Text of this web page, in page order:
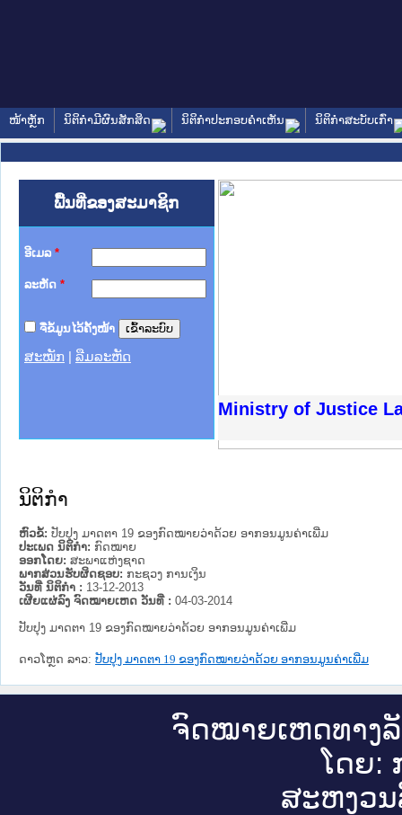
ໜ້າຫຼັກ ນິຕິກໍາມີຜົນສັກສິດ ນິຕິກໍາປະກອບຄໍາເຫັນ ນິຕິກໍາສະບັບເກົ່າ
ພື້ນທີ່ຂອງສະມາຊິກ
ອີເມລ *
ລະຫັດ *
ຈື່ຂໍ້ມູນໄວ້ຄັ້ງໜ້າ
ສະໝັກ ລືມລະຫັດ
Ministry of Justice
າຊົນ ພາກເໜືອ
ການ
ກາງ
ໃຕ້
ຕຳຫຼວດປະຊາຊົນ
ສັນຕິບານປະຊາຊົນ
ກເໜືອ
າຊົນ ພາກກາງ
ນິຕິກໍາ
ຫົວຂໍ້: ປັບປຸງ ມາດຕາ 19 ຂອງກົດໝາຍວ່າດ້ວຍ ອາກອນມູນຄ່າເພີ່ມ
ປະເພດ ນິຕິກໍາ: ກົດໝາຍ
ອອກໂດຍ: ສະພາແຫ່ງຊາດ
ພາກສ່ວນຮັບຜິດຊອບ: ກະຊວງ ການເງິນ
ວັນທີ່ ນິຕິກໍາ : 13-12-2013
ເຜີຍແຜ່ລົງ ຈົດໝາຍເຫດ ວັນທີ່ : 04-03-2014
ປັບປຸງ ມາດຕາ 19 ຂອງກົດໝາຍວ່າດ້ວຍ ອາກອນມູນຄ່າເພີ່ມ
ດາວໂຫຼດ ລາວ: ປັບປຸງ ມາດຕາ 19 ຂອງກົດໝາຍວ່າດ້ວຍ ອາກອນມູນຄ່າເພີ່ມ
ຈົດ​ໝາຍ​ເຫດ​ທາງ​
ໂດຍ:
ສະ​ຫງວນ​